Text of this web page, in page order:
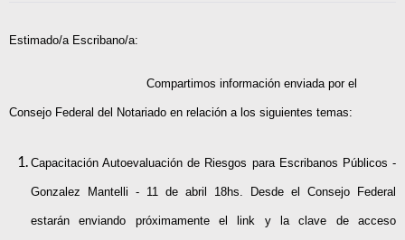
Estimado/a Escribano/a:
Compartimos información enviada por el
Consejo Federal del Notariado en relación a los siguientes temas:
Capacitación Autoevaluación de Riesgos para Escribanos Públicos -
Gonzalez Mantelli - 11 de abril 18hs. Desde el Consejo Federal
estarán enviando próximamente el link y la clave de acceso